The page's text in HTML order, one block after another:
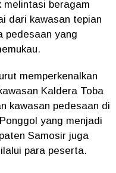
melintasi beragam
dari kawasan tepian
pedesaan yang
memperkenalkan
Kaldera Toba
kawasan pedesaan di
yang menjadi
Samosir juga
para peserta.